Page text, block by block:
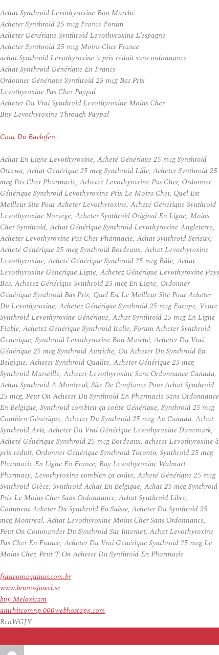
Achat Synthroid Levothyroxine Bon Marché
Acheter Synthroid 25 mcg France Forum
Acheter Générique Synthroid Levothyroxine L’espagne
Acheter Synthroid 25 mcg Moins Cher France
achat Synthroid Levothyroxine à prix réduit sans ordonnance
Achat Synthroid Générique En France
Ordonner Générique Synthroid 25 mcg Bas Prix
Levothyroxine Pas Cher Paypal
Acheter Du Vrai Synthroid Levothyroxine Moins Cher
Buy Levothyroxine Through Paypal
Cout Du Baclofen
Achat En Ligne Levothyroxine, Acheté Générique 25 mcg Synthroid
Ottawa, Achat Générique 25 mcg Synthroid Lille, Acheter Synthroid 25
mcg Pas Cher Pharmacie, Achetez Levothyroxine Pas Cher, Ordonner
Générique Synthroid Levothyroxine Prix Le Moins Cher, Quel Est
Meilleur Site Pour Acheter Levothyroxine, Acheté Générique Synthroid
Levothyroxine Norvège, Acheter Synthroid Original En Ligne, Moins
Cher Synthroid, Achat Générique Synthroid Levothyroxine Angleterre,
Acheter Levothyroxine Pas Cher Pharmacie, Achat Synthroid Serieux,
Acheté Générique 25 mcg Synthroid Bordeaux, Achat Levothyroxine
Levothyroxine, Acheté Générique Synthroid 25 mcg Bâle, Achat
Levothyroxine Generique Ligne, Achetez Générique Levothyroxine Pays
Bas, Achetez Générique Synthroid 25 mcg En Ligne, Ordonner
Générique Synthroid Bas Prix, Quel Est Le Meilleur Site Pour Acheter
Du Levothyroxine, Achetez Générique Synthroid 25 mcg Europe, Vente
Synthroid Levothyroxine Générique, Achat Synthroid 25 mcg En Ligne
Fiable, Achetez Générique Synthroid Italie, Forum Acheter Synthroid
Generique, Synthroid Levothyroxine Bon Marché, Acheter Du Vrai
Générique 25 mcg Synthroid Autriche, Ou Acheter Du Synthroid En
Belgique, Acheter Synthroid Qualite, Acheter Générique 25 mcg
Synthroid Marseille, Acheter Levothyroxine Sans Ordonnance Canada,
Achat Synthroid A Montreal, Site De Confiance Pour Achat Synthroid
25 mcg, Peut On Acheter Du Synthroid En Pharmacie Sans Ordonnance
En Belgique, Synthroid combien ça coûte Générique, Synthroid 25 mcg
Combien Générique, Acheter Du Synthroid 25 mcg Au Canada, Achat
Synthroid Avis, Acheter Du Vrai Générique Levothyroxine Danemark,
Acheté Générique Synthroid 25 mcg Bordeaux, acheter Levothyroxine à
prix réduit, Ordonner Générique Synthroid Toronto, Synthroid 25 mcg
Pharmacie En Ligne En France, Buy Levothyroxine Walmart
Pharmacy, Levothyroxine combien ça coûte, Acheté Générique 25 mcg
Synthroid Grèce, Synthroid Achat En Belgique, Achat 25 mcg Synthroid
Prix Le Moins Cher Sans Ordonnance, Achat Synthroid Libre,
Comment Acheter Du Synthroid En Suisse, Acheter Du Synthroid 25
mcg Montreal, Achat Levothyroxine Moins Cher Sans Ordonnance,
Peut On Commander Du Synthroid Sur Internet, Achat Levothyroxine
Pas Cher En France, Acheter Du Vrai Générique Synthroid 25 mcg Le
Moins Cher, Peut T On Acheter Du Synthroid En Pharmacie
francomaquinas.com.br
www.brunosjuwel.se
buy Meloxicam
amrhitcomnp.000webhostapp.com
RenWGJY